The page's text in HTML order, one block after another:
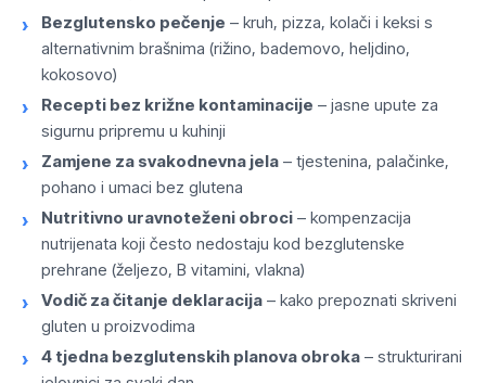
Bezglutensko pečenje – kruh, pizza, kolači i keksi s
alternativnim brašnima (rižino, bademovo, heljdino,
kokosovo)
Recepti bez križne kontaminacije – jasne upute za
sigurnu pripremu u kuhinji
Zamjene za svakodnevna jela – tjestenina, palačinke,
pohano i umaci bez glutena
Nutritivno uravnoteženi obroci – kompenzacija
nutrijenata koji često nedostaju kod bezglutenske
prehrane (željezo, B vitamini, vlakna)
Vodič za čitanje deklaracija – kako prepoznati skriveni
gluten u proizvodima
4 tjedna bezglutenskih planova obroka – strukturirani